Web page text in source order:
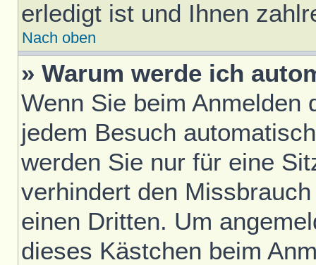
erledigt ist und Ihnen
Nach oben
» Warum werde ich
Wenn Sie beim Anmelden
jedem Besuch
werden Sie nur für eine
verhindert den
einen Dritten. Um
dieses Kästchen beim